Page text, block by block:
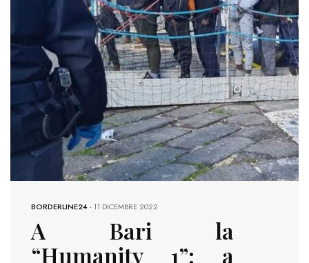
BORDERLINE24-11 DICEMBRE 2022
A Bari la
“Humanity 1”: a